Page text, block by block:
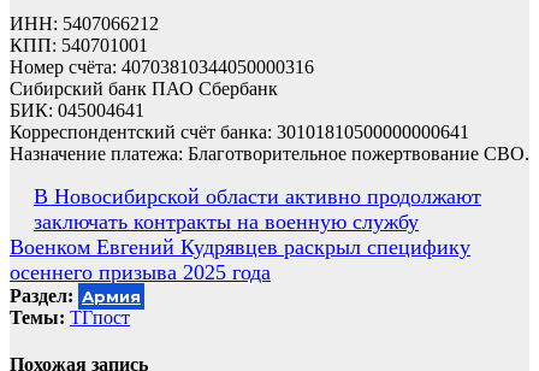
ИНН: 5407066212
КПП: 540701001
Номер счёта: 40703810344050000316
Сибирский банк ПАО Сбербанк
БИК: 045004641
Корреспондентский счёт банка: 30101810500000000641
Назначение платежа: Благотворительное пожертвование СВО.
Навигация
по
записям
В Новосибирской области активно продолжают
заключать контракты на военную службу
Военком Евгений Кудрявцев раскрыл специфику
осеннего призыва 2025 года
Раздел: Армия
Темы: ТГпост
Похожая запись